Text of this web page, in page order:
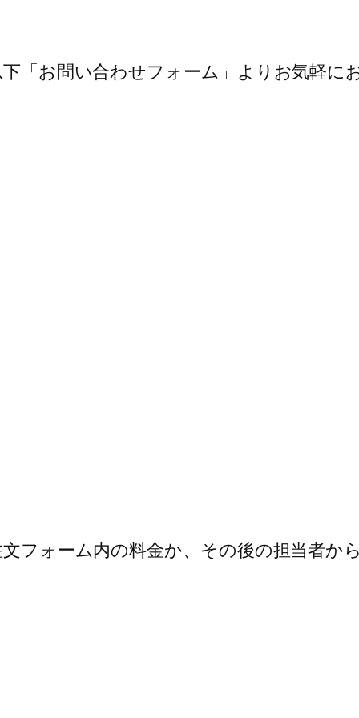
「お問い合わせフォーム」よりお気軽に
フォーム内の料金か、その後の担当者か